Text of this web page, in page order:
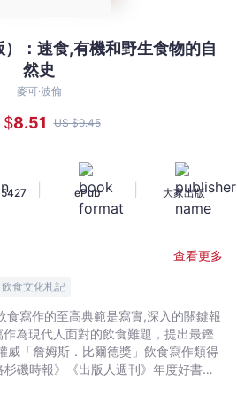
：速食,有機和野生食物的自
然史
麥可‧波倫
$8.51 US $9.45
ePub 大家出版
查看更多
食文化札記
食寫作的至高典範是寫實,深入的關鍵報
為現代人面對的飲食難題，提出最鏗
「詹姆斯．比爾德獎」飲食寫作類得
磯時報》《出版人週刊》年度好書